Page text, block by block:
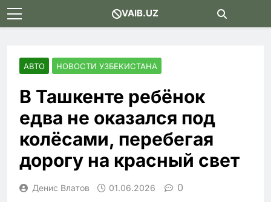
Skip
to
VAIB.UZ
АВТО НОВОСТИ УЗБЕКИСТАНА
В Ташкенте ребёнок
едва не оказался под
колёсами, перебегая
дорогу на красный свет
Денис Влатов 01.06.2026 0